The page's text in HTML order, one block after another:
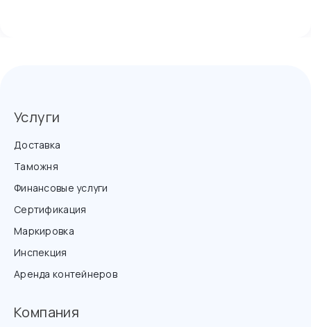
Услуги
Доставка
Таможня
Финансовые услуги
Сертификация
Маркировка
Инспекция
Аренда контейнеров
Компания